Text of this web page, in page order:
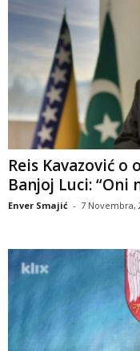
Reis Kavazović o
Banjoj Luci: “Oni
Enver Smajić - 7 Novembra,